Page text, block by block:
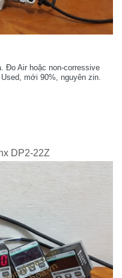
Đo Air hoặc non-corressive
mới 90%, nguyên zin.
DP2-22Z